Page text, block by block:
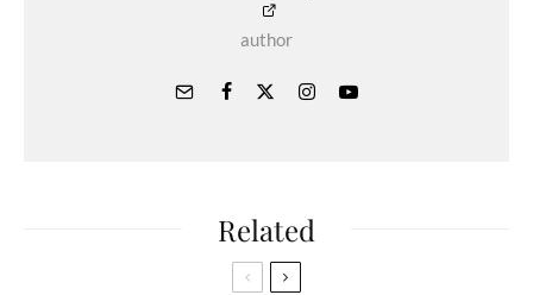
author
Related